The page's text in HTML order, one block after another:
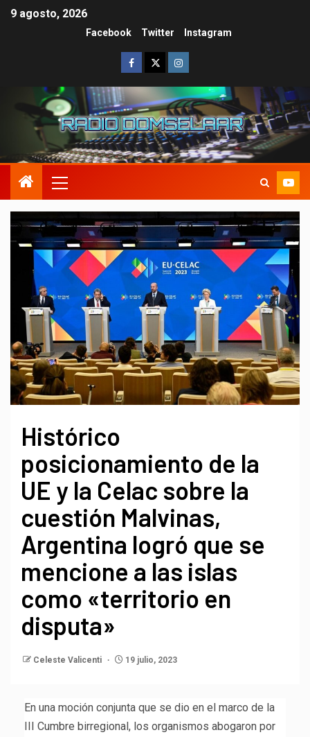
9 agosto, 2026
Facebook Twitter Instagram
Histórico
posicionamiento de la
UE y la Celac sobre la
cuestión Malvinas,
Argentina logró que se
mencione a las islas
como «territorio en
disputa»
Celeste Valicenti 19 julio, 2023
En una moción conjunta que se dio en el marco de la
III Cumbre birregional, los organismos abogaron por